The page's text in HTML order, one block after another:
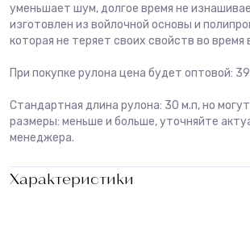
уменьшает шум, долгое время не
изготовлен из войлочной основы и
которая не теряет своих свойств во время
При покупке рулона цена будет оптовой:
Стандартная длина рулона: 30 м.п, но
размеры: меньше и больше, уточняйте
менеджера.
Характеристики